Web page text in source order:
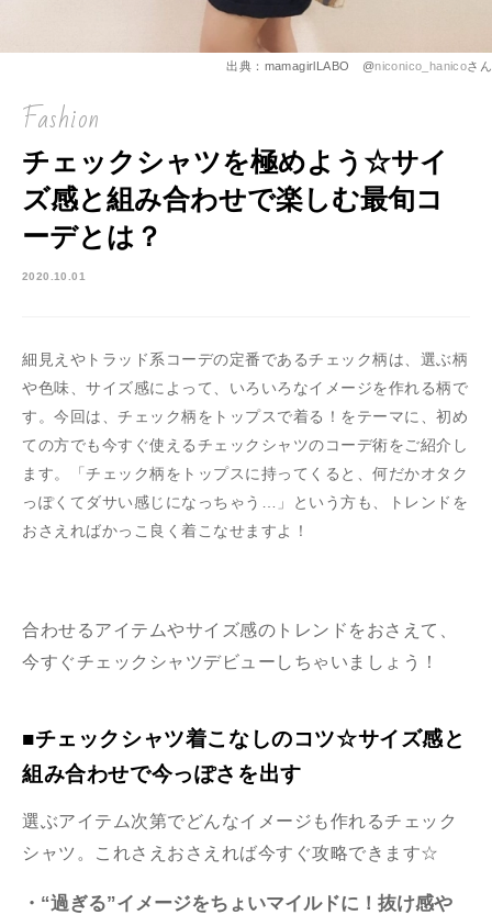
出典：mamagirlLABO @niconico_hanicoさん
Fashion
チェックシャツを極めよう☆サイ
ズ感と組み合わせで楽しむ最旬コ
ーデとは？
2020.10.01
細見えやトラッド系コーデの定番であるチェック柄は、選ぶ柄
や色味、サイズ感によって、いろいろなイメージを作れる柄で
す。今回は、チェック柄をトップスで着る！をテーマに、初め
ての方でも今すぐ使えるチェックシャツのコーデ術をご紹介し
ます。「チェック柄をトップスに持ってくると、何だかオタク
っぽくてダサい感じになっちゃう…」という方も、トレンドを
おさえればかっこ良く着こなせますよ！
合わせるアイテムやサイズ感のトレンドをおさえて、
今すぐチェックシャツデビューしちゃいましょう！
■チェックシャツ着こなしのコツ☆サイズ感と
組み合わせで今っぽさを出す
選ぶアイテム次第でどんなイメージも作れるチェック
シャツ。これさえおさえれば今すぐ攻略できます☆
・“過ぎる”イメージをちょいマイルドに！抜け感や